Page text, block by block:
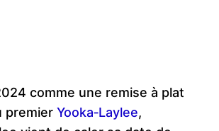
comme une remise à plat
premier Yooka‑Laylee,